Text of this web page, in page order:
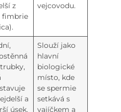
z
fimbrie
vejcovodu.
a
úsek.
Slouží jako
hlavní
biologické
místo, kde
se spermie
setkává s
vajíčkem a